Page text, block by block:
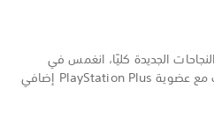
الجديدة كليًا، انغمس في
مجموعة مميزة من أضخم الألعاب مع عضوية PlayStation Plus إضافي